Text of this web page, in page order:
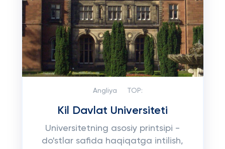
Angliya TOP:
Kil Davlat Universiteti
Universitetning asosiy printsipi -
do'stlar safida haqiqatga intilish,